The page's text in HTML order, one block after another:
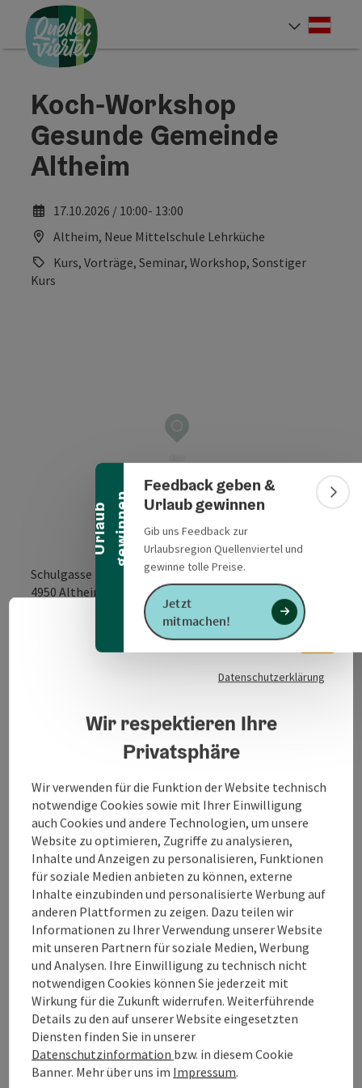
Zum Inhalt
Zur Navigation
Zum Seitenanfang
U
r
l
a
u
b
g
e
w
i
n
n
e n
Banner einklappen
Feedback geben &
Urlaub gewinnen
Gib uns Feedback zur
Urlaubsregion Quellenviertel und
gewinne tolle Preise.
Jetzt
mitmachen!
Koch-Workshop
Gesunde Gemeinde
Altheim
17.10.2026 / 10:00- 13:00
Altheim, Neue Mittelschule Lehrküche
Kurs, Vorträge, Seminar, Workshop, Sonstiger
Kurs
Schulgasse 23
4950 Altheim in Google
Veranstaltungsinformationen
Koch-Workshop Gesunde Gemeinde Altheim
„Gemüse fermentieren“ Leitung und Anmeldung
0664/73328583,anneliese.obermair@gmail.com
Lehrküche Neue Mittelschule 10-13 Uhr
Kontakt
Veranstaltungsort
Anreise/Lage
Barrierefreiheit
Datenschutzerklärung
Wir respektieren Ihre
Privatsphäre
Wir verwenden für die Funktion der Website technisch
notwendige Cookies sowie mit Ihrer Einwilligung
auch Cookies und andere Technologien, um unsere
Website zu optimieren, Zugriffe zu analysieren,
Inhalte und Anzeigen zu personalisieren, Funktionen
für soziale Medien anbieten zu können, externe
Inhalte einzubinden und personalisierte Werbung auf
anderen Plattformen zu zeigen. Dazu teilen wir
Informationen zu Ihrer Verwendung unserer Website
mit unseren Partnern für soziale Medien, Werbung
und Analysen. Ihre Einwilligung zu technisch nicht
notwendigen Cookies können Sie jederzeit mit
Wirkung für die Zukunft widerrufen. Weiterführende
Details zu den auf unserer Website eingesetzten
Diensten finden Sie in unserer
Datenschutzinformation bzw. in diesem Cookie
Banner. Mehr über uns im Impressum.